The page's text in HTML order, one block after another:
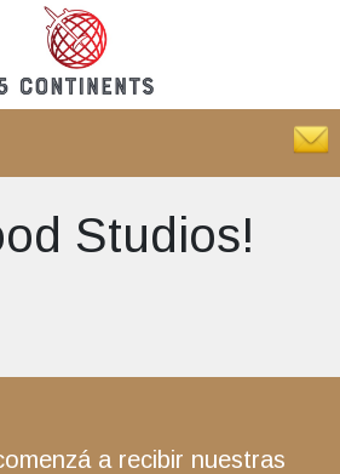
Studios!
a recibir nuestras